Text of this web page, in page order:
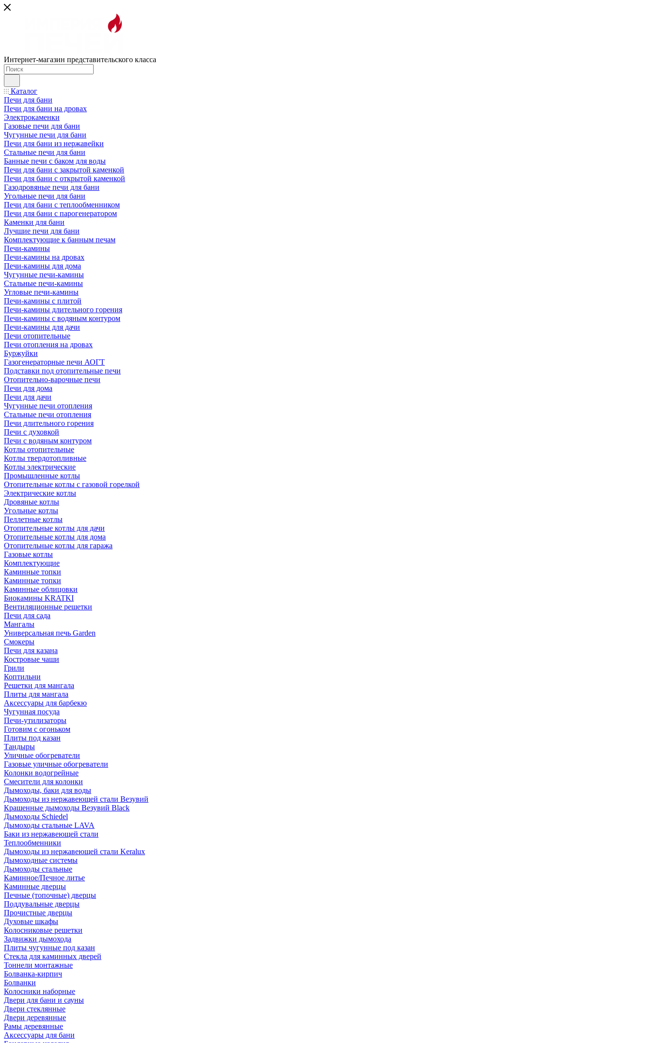
Интернет-магазин представительского класса
Каталог
Печи для бани
Печи для бани на дровах
Электрокаменки
Газовые печи для бани
Чугунные печи для бани
Печи для бани из нержавейки
Стальные печи для бани
Банные печи с баком для воды
Печи для бани с закрытой каменкой
Печи для бани с открытой каменкой
Газодровяные печи для бани
Угольные печи для бани
Печи для бани с теплообменником
Печи для бани с парогенератором
Каменки для бани
Лучшие печи для бани
Комплектующие к банным печам
Печи-камины
Печи-камины на дровах
Печи-камины для дома
Чугунные печи-камины
Стальные печи-камины
Угловые печи-камины
Печи-камины с плитой
Печи-камины длительного горения
Печи-камины с водяным контуром
Печи-камины для дачи
Печи отопительные
Печи отопления на дровах
Буржуйки
Газогенераторные печи АОГТ
Подставки под отопительные печи
Отопительно-варочные печи
Печи для дома
Печи для дачи
Чугунные печи отопления
Стальные печи отопления
Печи длительного горения
Печи с духовкой
Печи с водяным контуром
Котлы отопительные
Котлы твердотопливные
Котлы электрические
Промышленные котлы
Отопительные котлы с газовой горелкой
Электрические котлы
Дровяные котлы
Угольные котлы
Пеллетные котлы
Отопительные котлы для дачи
Отопительные котлы для дома
Отопительные котлы для гаража
Газовые котлы
Комплектующие
Каминные топки
Каминные топки
Каминные облицовки
Биокамины KRATKI
Вентиляционные решетки
Печи для сада
Мангалы
Универсальная печь Garden
Смокеры
Печи для казана
Костровые чаши
Грили
Коптильни
Решетки для мангала
Плиты для мангала
Аксессуары для барбекю
Чугунная посуда
Печи-утилизаторы
Готовим с огоньком
Плиты под казан
Тандыры
Уличные обогреватели
Газовые уличные обогреватели
Колонки водогрейные
Смесители для колонки
Дымоходы, баки для воды
Дымоходы из нержавеющей стали Везувий
Крашенные дымоходы Везувий Black
Дымоходы Schiedel
Дымоходы стальные LAVA
Баки из нержавеющей стали
Теплообменники
Дымоходы из нержавеющей стали Keralux
Дымоходные системы
Дымоходы стальные
Каминное/Печное литье
Каминные дверцы
Печные (топочные) дверцы
Поддувальные дверцы
Прочистные дверцы
Духовые шкафы
Колосниковые решетки
Задвижки дымохода
Плиты чугунные под казан
Стекла для каминных дверей
Тоннели монтажные
Болванка-кирпич
Болванки
Колосники наборные
Двери для бани и сауны
Двери стеклянные
Двери деревянные
Рамы деревянные
Аксессуары для бани